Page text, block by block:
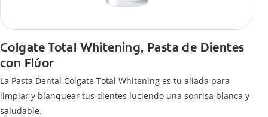
Colgate Total Whitening, Pasta de Dientes
con Flúor
La Pasta Dental Colgate Total Whitening es tu aliada para
limpiar y blanquear tus dientes luciendo una sonrisa blanca y
saludable.